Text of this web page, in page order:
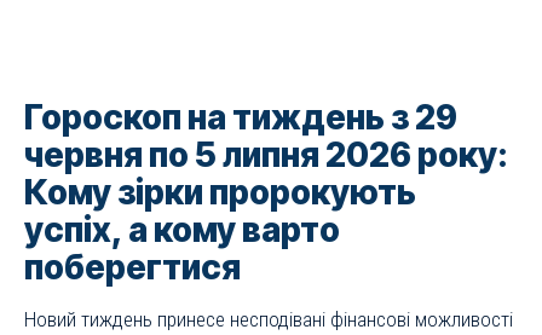
Гороскоп на тиждень з 29
червня по 5 липня 2026 року:
Кому зірки пророкують
успіх, а кому варто
поберегтися
Новий тиждень принесе несподівані фінансові можливості